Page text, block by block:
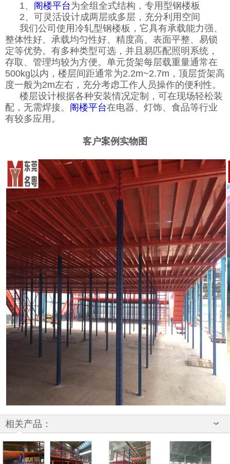
1、 阁楼平台为全组全式结构，专用型钢楼板
2、可灵活设计成两层或多层，充分利用空间
我们公司使用冷轧型钢楼板，它具有承载能力强、
整体性好、承载均匀性好、精度高、表面平整、易锁
定等优势。有多种类型可选，并且易匹配照明系统，
存取、管理均较为方便。单元货架每层载重量通常在
500kg 以内，楼层间距通常为2.2m~2.7m ，顶层货架高
度一般为2m左右，充分考虑工作人员操作的便利性。
楼层设计根据各种安装情况定制，可在现场轻松装
配，无需焊接。 阁楼平台在电器、灯饰、食品等行业
有较多应用。
客户案例实物图
相关产品：